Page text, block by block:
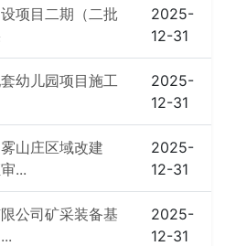
项目二期（二批
2025-
12-31
幼儿园项目施工
2025-
12-31
山庄区域改建
...
2025-
12-31
公司矿采装备基
2025-
12-31